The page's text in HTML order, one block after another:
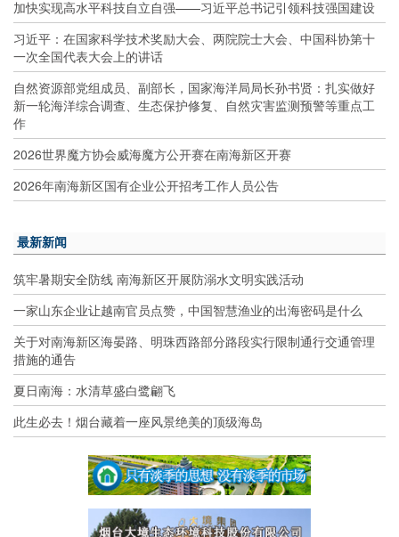
加快实现高水平科技自立自强——习近平总书记引领科技强国建设
习近平：在国家科学技术奖励大会、两院院士大会、中国科协第十
一次全国代表大会上的讲话
自然资源部党组成员、副部长，国家海洋局局长孙书贤：扎实做好
新一轮海洋综合调查、生态保护修复、自然灾害监测预警等重点工
作
2026世界魔方协会威海魔方公开赛在南海新区开赛
2026年南海新区国有企业公开招考工作人员公告
最新新闻
筑牢暑期安全防线 南海新区开展防溺水文明实践活动
一家山东企业让越南官员点赞，中国智慧渔业的出海密码是什么
关于对南海新区海晏路、明珠西路部分路段实行限制通行交通管理
措施的通告
夏日南海：水清草盛白鹭翩飞
此生必去！烟台藏着一座风景绝美的顶级海岛